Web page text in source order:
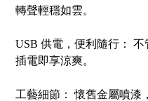
轉聲輕穩如雲。
USB 供電，便利隨行： 不
插電即享涼爽。
工藝細節： 懷舊金屬噴漆